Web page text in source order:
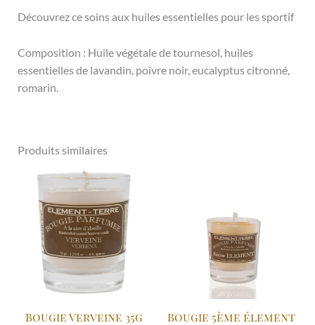
Découvrez ce soins aux huiles essentielles pour les sportif
Composition : Huile végétale de tournesol, huiles
essentielles de lavandin, poivre noir, eucalyptus citronné,
romarin.
Produits similaires
Bougie Verveine 35g
Bougie 5ème élement